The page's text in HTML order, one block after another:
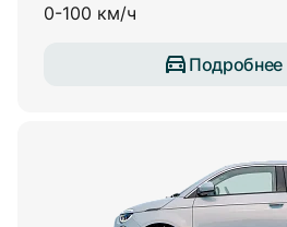
0-100 км/ч
Подробнее